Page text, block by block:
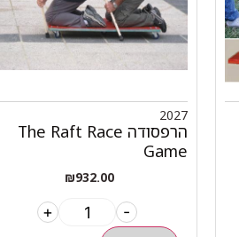
2027
הרפסודה The Raft Race
Game
₪932.00
-
+